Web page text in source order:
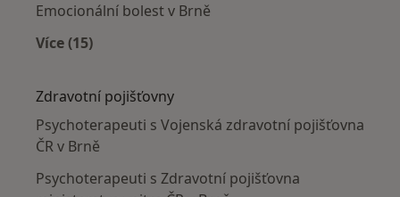
Emocionální bolest v Brně
Více (15)
Zdravotní pojišťovny
Psychoterapeuti s Vojenská zdravotní pojišťovna
ČR v Brně
Psychoterapeuti s Zdravotní pojišťovna